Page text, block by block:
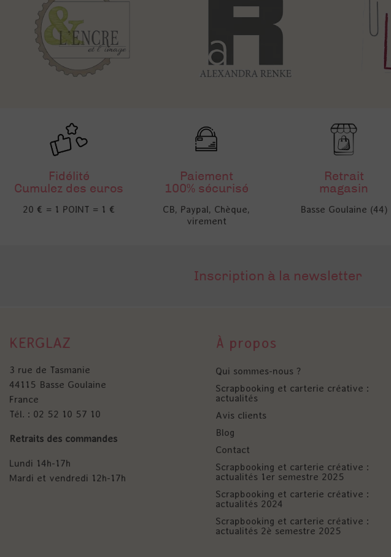
Fidélité
Cumulez des euros
20 € = 1 POINT = 1 €
Paiement
100% sécurisé
CB, Paypal, Chèque,
virement
Retrait
magasin
Basse Goulaine (44)
Inscription à la newsletter
KERGLAZ
3 rue de Tasmanie
44115 Basse Goulaine
France
Tél. : 02 52 10 57 10
Retraits des commandes
Lundi 14h-17h
Mardi et vendredi 12h-17h
À propos
Qui sommes-nous ?
Scrapbooking et carterie créative :
actualités
Avis clients
Blog
Contact
Scrapbooking et carterie créative :
actualités 1er semestre 2025
Scrapbooking et carterie créative :
actualités 2024
Scrapbooking et carterie créative :
actualités 2è semestre 2025